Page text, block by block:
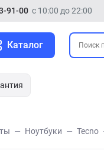
91-00 с 10:00 до 22:00
Каталог
Ноутбуки Tecno